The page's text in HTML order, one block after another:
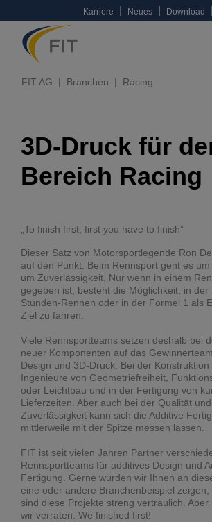
Karriere Neues Download
FIT AG Branchen Racing
3D-Druck für
Bereich Racing
„To finish first, first you have to finish”
Dieser Satz von Motorsportlegende Ron
auf den Punkt. Beim Rennsport geht es
um Zuverlässigkeit. Nur wenn in einem
gegeben ist, besteht die Möglichkeit, in der
Stunden-Rennen oder in der Formel 1 als
Ziel zu fahren.
Viele Rennsportteams setzen deshalb bei
neuer Komponenten auf das
Design und 3D-Druck. Bei der
Ingenieure von Geometriefreiheit,
oder Leichtbau und in der Fertigung von
Lieferzeiten. Aber auch bei der Qualität und
Zuverlässigkeit kann sich die Additive
mittlerweile mit der Spitze messen lassen.
FIT ist seit vielen Jahren Partner
Rennsportteams für additives Design und
Fertigung. Gerne würden wir Ihnen an
eine oder andere Branchenbeispiel
sind diese Projekte streng vertraulich. Aber
wir verraten: We finished first!